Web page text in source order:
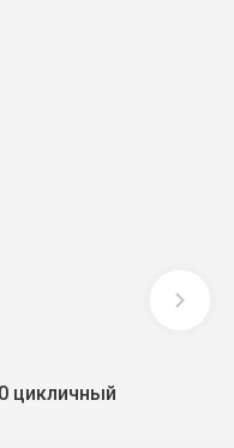
цикличный